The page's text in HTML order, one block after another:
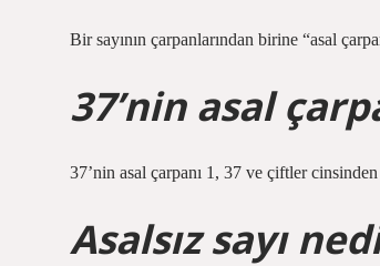
Bir sayının çarpanlarından birine “asal
37’nin asal
37’nin asal çarpanı 1, 37 ve çiftler
Asalsız sayı